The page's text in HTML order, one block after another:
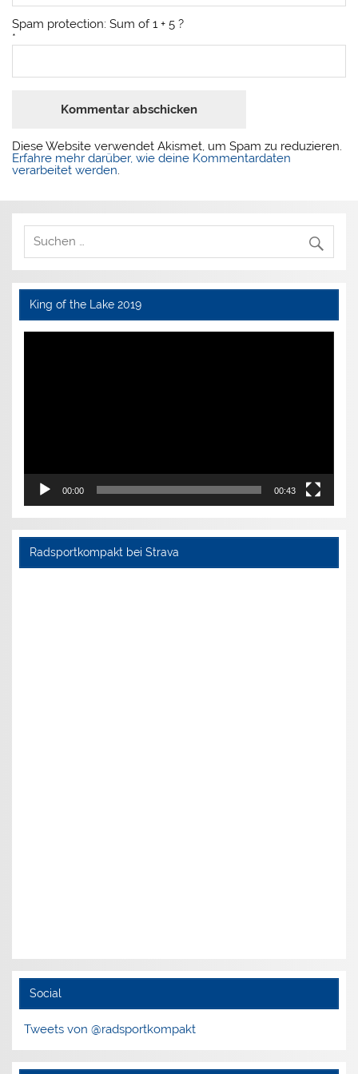
Spam protection: Sum of 1 + 5 ?
*
Diese Website verwendet Akismet, um Spam zu reduzieren.
Erfahre mehr darüber, wie deine Kommentardaten
verarbeitet werden.
King of the Lake 2019
Video-
00:00 00:43
Radsportkompakt bei Strava
Social
Tweets von @radsportkompakt